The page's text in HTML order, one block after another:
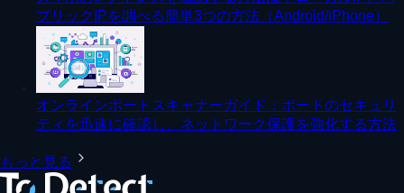
ブリックIPを調べる簡単3つの方法（Android/iPhone）
オンラインポートスキャナーガイド：ポートのセキュリ
ティを迅速に確認し、ネットワーク保護を強化する方法
もっと見る